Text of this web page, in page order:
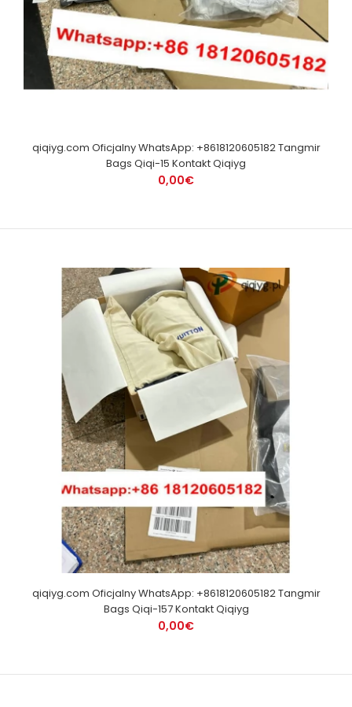
qiqiyg.com Oficjalny WhatsApp: +8618120605182 Tangmir
Bags Qiqi-15 Kontakt Qiqiyg
0,00€
qiqiyg.com Oficjalny WhatsApp: +8618120605182 Tangmir
Bags Qiqi-157 Kontakt Qiqiyg
0,00€